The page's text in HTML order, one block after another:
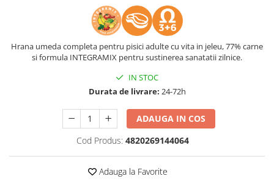
Hrana umeda completa pentru pisici adulte cu vita in jeleu, 77% carne
si formula INTEGRAMIX pentru sustinerea sanatatii zilnice.
IN STOC
Durata de livrare: 24-72h
ADAUGA IN COS
Cod Produs: 4820269144064
Adauga la Favorite